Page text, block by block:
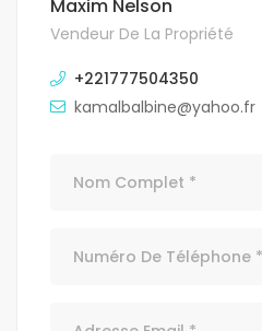
Maxim Nelson
Vendeur De La Propriété
+221777504350
kamalbalbine@yahoo.fr